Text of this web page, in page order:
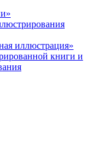
иллюстрация»
книги и